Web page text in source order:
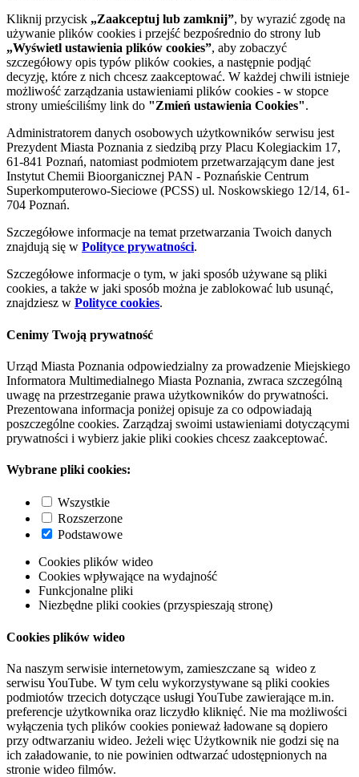
Kliknij przycisk „Zaakceptuj lub zamknij”, by wyrazić zgodę na
używanie plików cookies i przejść bezpośrednio do strony lub
„Wyświetl ustawienia plików cookies”, aby zobaczyć
szczegółowy opis typów plików cookies, a następnie podjąć
decyzję, które z nich chcesz zaakceptować. W każdej chwili istnieje
możliwość zarządzania ustawieniami plików cookies - w stopce
strony umieściliśmy link do "Zmień ustawienia Cookies".
Administratorem danych osobowych użytkowników serwisu jest
Prezydent Miasta Poznania z siedzibą przy Placu Kolegiackim 17,
61-841 Poznań, natomiast podmiotem przetwarzającym dane jest
Instytut Chemii Bioorganicznej PAN - Poznańskie Centrum
Superkomputerowo-Sieciowe (PCSS) ul. Noskowskiego 12/14, 61-
704 Poznań.
Szczegółowe informacje na temat przetwarzania Twoich danych
znajdują się w Polityce prywatności.
Szczegółowe informacje o tym, w jaki sposób używane są pliki
cookies, a także w jaki sposób można je zablokować lub usunąć,
znajdziesz w Polityce cookies.
Cenimy Twoją prywatność
Urząd Miasta Poznania odpowiedzialny za prowadzenie Miejskiego
Informatora Multimedialnego Miasta Poznania, zwraca szczególną
uwagę na przestrzeganie prawa użytkowników do prywatności.
Prezentowana informacja poniżej opisuje za co odpowiadają
poszczególne cookies. Zarządzaj swoimi ustawieniami dotyczącymi
prywatności i wybierz jakie pliki cookies chcesz zaakceptować.
Wybrane pliki cookies:
Wszystkie
Rozszerzone
Podstawowe
Cookies plików wideo
Cookies wpływające na wydajność
Funkcjonalne pliki
Niezbędne pliki cookies (przyspieszają stronę)
Cookies plików wideo
Na naszym serwisie internetowym, zamieszczane są wideo z
serwisu YouTube. W tym celu wykorzystywane są pliki cookies
podmiotów trzecich dotyczące usługi YouTube zawierające m.in.
preferencje użytkownika oraz liczydło kliknięć. Nie ma możliwości
wyłączenia tych plików cookies ponieważ ładowane są dopiero
przy odtwarzaniu wideo. Jeżeli więc Użytkownik nie godzi się na
ich załadowanie, to nie powinien odtwarzać udostępnionych na
stronie wideo filmów.